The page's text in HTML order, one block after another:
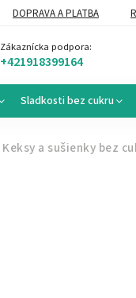
DOPRAVA A PLATBA
Zákaznícka podpora:
+421918399164
Sladkosti bez cukru
Keksy a sušienky bez